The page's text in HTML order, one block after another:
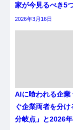
家が今見るべき5
2026年3月16日
AIに喰われる企業
ぐ企業両者を分け
分岐点」と2026